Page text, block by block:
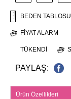
BEDEN TABLOSU
FIYAT ALARM
TÜKENDI
PAYLAŞ:
Ürün Özellikleri